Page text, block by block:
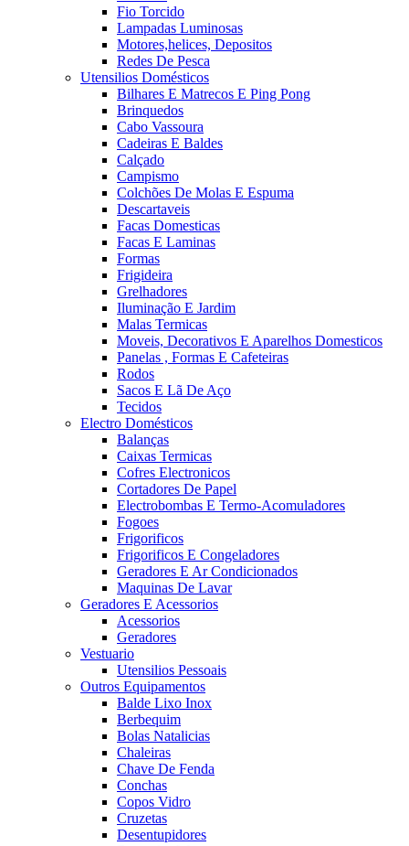
Fio Torcido
Lampadas Luminosas
Motores,helices, Depositos
Redes De Pesca
Utensilios Domésticos
Bilhares E Matrecos E Ping Pong
Brinquedos
Cabo Vassoura
Cadeiras E Baldes
Calçado
Campismo
Colchões De Molas E Espuma
Descartaveis
Facas Domesticas
Facas E Laminas
Formas
Frigideira
Grelhadores
Iluminação E Jardim
Malas Termicas
Moveis, Decorativos E Aparelhos Domesticos
Panelas , Formas E Cafeteiras
Rodos
Sacos E Lã De Aço
Tecidos
Electro Domésticos
Balanças
Caixas Termicas
Cofres Electronicos
Cortadores De Papel
Electrobombas E Termo-Acomuladores
Fogoes
Frigorificos
Frigorificos E Congeladores
Geradores E Ar Condicionados
Maquinas De Lavar
Geradores E Acessorios
Acessorios
Geradores
Vestuario
Utensilios Pessoais
Outros Equipamentos
Balde Lixo Inox
Berbequim
Bolas Natalicias
Chaleiras
Chave De Fenda
Conchas
Copos Vidro
Cruzetas
Desentupidores